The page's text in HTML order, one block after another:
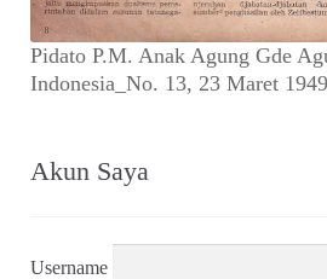
Pidato P.M. Anak Agung Gde
Indonesia_No. 13, 23 Maret
Akun Saya
Username